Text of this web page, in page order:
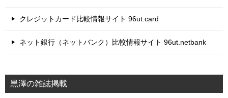
クレジットカード比較情報サイト 96ut.card
ネット銀行（ネットバンク）比較情報サイト 96ut.netbank
黒澤の雑誌掲載